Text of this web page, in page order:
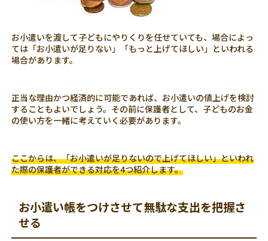
お小遣いを渡して子どもにやりくりを任せていても、場合によっ
ては「お小遣いが足りない」「もっと上げてほしい」といわれる
場合があります。
正当な理由かつ経済的に可能であれば、お小遣いの値上げを検討
することもよいでしょう。その前に保護者として、子どものお金
の使い方を一緒に考えていく必要があります。
ここからは、「お小遣いが足りないので上げてほしい」といわれ
た際の保護者ができる対応を4つ紹介します。
お小遣い帳をつけさせて無駄な支出を把握さ
せる